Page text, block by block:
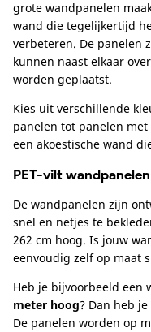
grote wandpanelen
wand die tegelijkertijd
verbeteren. De panelen
kunnen naast elkaar
worden geplaatst.
Kies uit verschillende
panelen tot panelen
een akoestische wand
PET-vilt
De wandpanelen zijn
snel en netjes te
262 cm hoog. Is jouw
eenvoudig zelf op maat
Heb je bijvoorbeeld een
meter hoog? Dan heb
De panelen worden op